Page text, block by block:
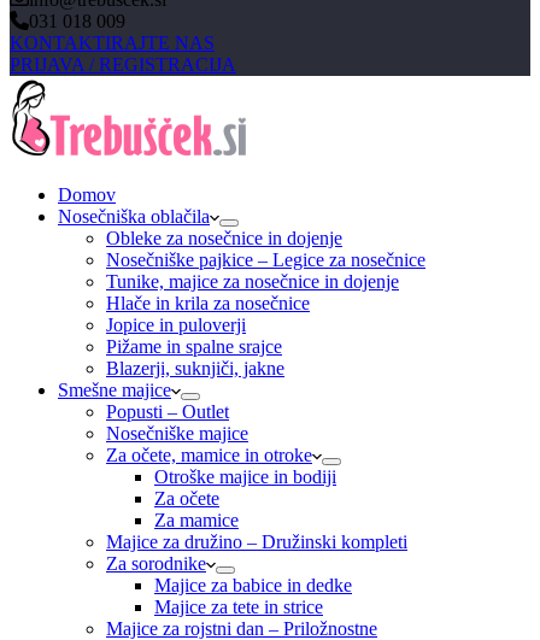
031 018 009
KONTAKTIRAJTE NAS
PRIJAVA / REGISTRACIJA
Domov
Nosečniška oblačila
Obleke za nosečnice in dojenje
Nosečniške pajkice – Legice za nosečnice
Tunike, majice za nosečnice in dojenje
Hlače in krila za nosečnice
Jopice in puloverji
Pižame in spalne srajce
Blazerji, suknjiči, jakne
Smešne majice
Popusti – Outlet
Nosečniške majice
Za očete, mamice in otroke
Otroške majice in bodiji
Za očete
Za mamice
Majice za družino – Družinski kompleti
Za sorodnike
Majice za babice in dedke
Majice za tete in strice
Majice za rojstni dan – Priložnostne